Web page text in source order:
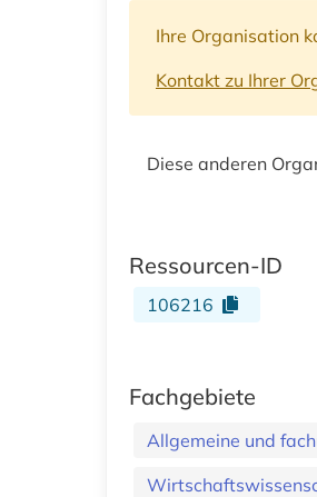
Ihre Organisation
Kontakt zu Ihrer
Diese anderen
Ressourcen-ID
106216
Fachgebiete
Allgemeine und